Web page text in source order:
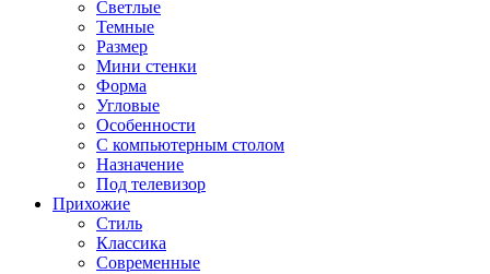
Светлые
Темные
Размер
Мини стенки
Форма
Угловые
Особенности
С компьютерным столом
Назначение
Под телевизор
Прихожие
Стиль
Классика
Современные